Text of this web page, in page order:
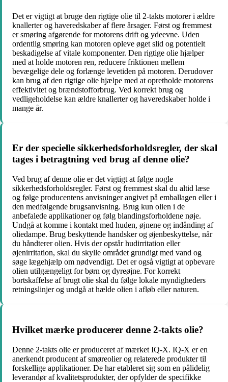
Det er vigtigt at bruge den rigtige olie til 2-takts motorer i ældre
knallerter og haveredskaber af flere årsager. Først og fremmest
er smøring afgørende for motorens drift og ydeevne. Uden
ordentlig smøring kan motoren opleve øget slid og potentielt
beskadigelse af vitale komponenter. Den rigtige olie hjælper
med at holde motoren ren, reducere friktionen mellem
bevægelige dele og forlænge levetiden på motoren. Derudover
kan brug af den rigtige olie hjælpe med at opretholde motorens
effektivitet og brændstofforbrug. Ved korrekt brug og
vedligeholdelse kan ældre knallerter og haveredskaber holde i
mange år.
Er der specielle sikkerhedsforholdsregler, der skal
tages i betragtning ved brug af denne olie?
Ved brug af denne olie er det vigtigt at følge nogle
sikkerhedsforholdsregler. Først og fremmest skal du altid læse
og følge producentens anvisninger angivet på emballagen eller i
den medfølgende brugsanvisning. Brug kun olien i de
anbefalede applikationer og følg blandingsforholdene nøje.
Undgå at komme i kontakt med huden, øjnene og indånding af
oliedampe. Brug beskyttende handsker og øjenbeskyttelse, når
du håndterer olien. Hvis der opstår hudirritation eller
øjenirritation, skal du skylle området grundigt med vand og
søge lægehjælp om nødvendigt. Det er også vigtigt at opbevare
olien utilgængeligt for børn og dyreøjne. For korrekt
bortskaffelse af brugt olie skal du følge lokale myndigheders
retningslinjer og undgå at hælde olien i afløb eller naturen.
Hvilket mærke producerer denne 2-takts olie?
Denne 2-takts olie er produceret af mærket IQ-X. IQ-X er en
anerkendt producent af smøreolier og relaterede produkter til
forskellige applikationer. De har etableret sig som en pålidelig
leverandør af kvalitetsprodukter, der opfylder de specifikke